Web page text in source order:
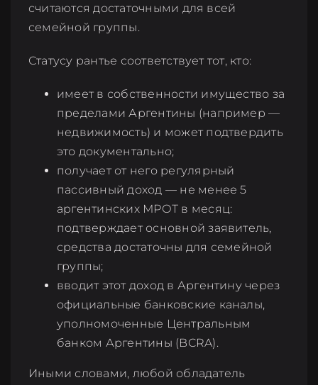
считаются достаточными для всей
семейной группы.
Статусу рантье соответствует тот, кто:
имеет в собственности имущество за
пределами Аргентины (например —
недвижимость) и может подтвердить
это документально;
получает от него регулярный
пассивный доход — не менее 5
аргентинских МРОТ в месяц:
подтверждает основной заявитель,
средства достаточны для семейной
группы;
вводит этот доход в Аргентину через
официальные банковские каналы,
уполномоченные Центральным
банком Аргентины (BCRA).
Иными словами, любой обладатель